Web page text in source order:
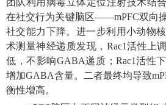
团队利用病毒立体定位注射技术结
在社交行为关键脑区——mPFC双向
社交能力下降。进一步利用小动物
术测量神经递质发现，Rac1活性上
低，不影响GABA递质；Rac1活性
增加GABA含量。二者最终均导致
衡性增高。